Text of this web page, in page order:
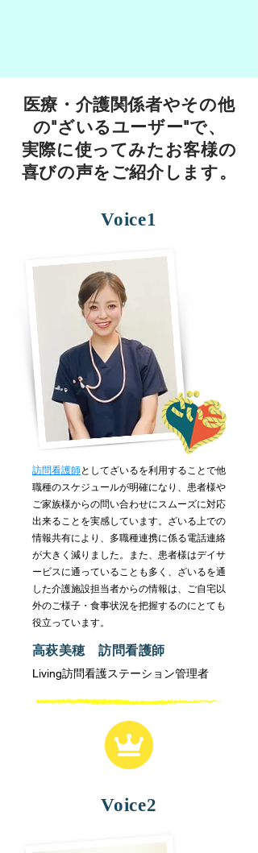
医療・介護関係者やその他
の"ざいるユーザー"で、
実際に使ってみたお客様の
喜びの声をご紹介します。
Voice1
訪問看護師としてざいるを利用することで他
職種のスケジュールが明確になり、患者様や
ご家族様からの問い合わせにスムーズに対応
出来ることを実感しています。ざいる上での
情報共有により、多職種連携に係る電話連絡
が大きく減りました。また、患者様はデイサ
ービスに通っていることも多く、ざいるを通
した介護施設担当者からの情報は、ご自宅以
外のご様子・食事状況を把握するのにとても
役立っています。
高萩美穂 訪問看護師
Living訪問看護ステーション管理者
Voice2